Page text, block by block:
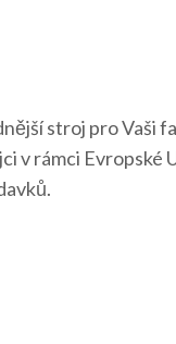
stroj pro Vaši
v rámci Evropské